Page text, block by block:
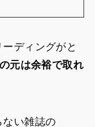
ディングがと
元は余裕で取れ
ない雑誌の